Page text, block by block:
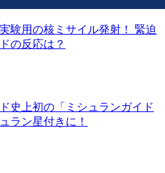
験用の核ミサイル発射！ 緊迫
の反応は？
史上初の「ミシュランガイド
ラン星付きに！